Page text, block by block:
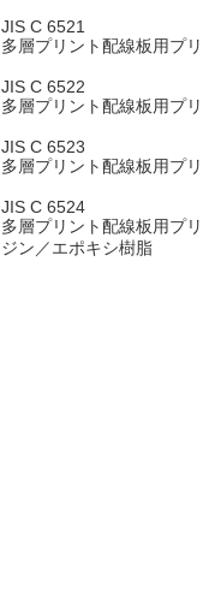
JIS C 6521
多層プリント配線板用プ
JIS C 6522
多層プリント配線板用プ
JIS C 6523
多層プリント配線板用プ
JIS C 6524
多層プリント配線板用プ
ジン／エポキシ樹脂